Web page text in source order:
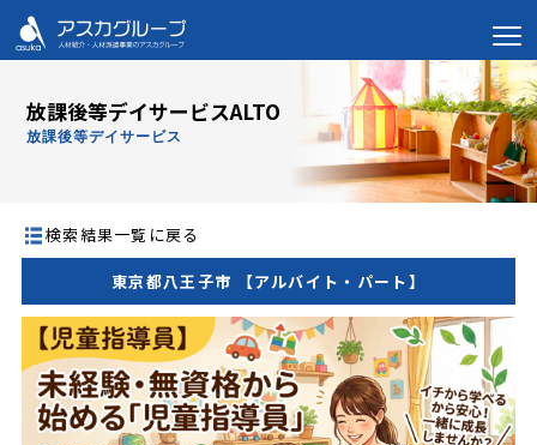
放課後等デイサービスALTO
放課後等デイサービス
検索結果一覧に戻る
東京都八王子市 【アルバイト・パート】